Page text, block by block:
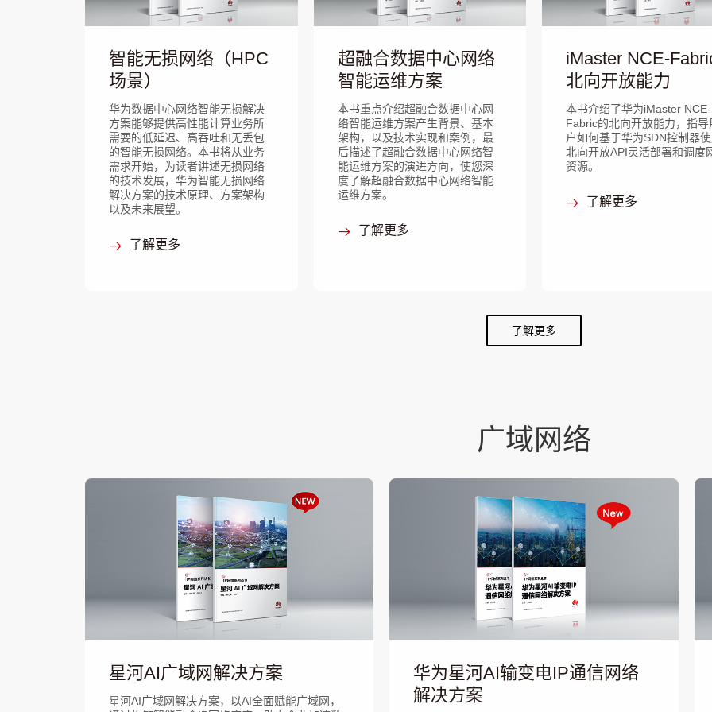
智能无损网络（HPC
场景）
华为数据中心网络智能无损解决
方案能够提供高性能计算业务所
需要的低延迟、高吞吐和无丢包
的智能无损网络。本书将从业务
需求开始，为读者讲述无损网络
的技术发展，华为智能无损网络
解决方案的技术原理、方案架构
以及未来展望。
了解更多
超融合数据中心网络
智能运维方案
本书重点介绍超融合数据中心网
络智能运维方案产生背景、基本
架构，以及技术实现和案例，最
后描述了超融合数据中心网络智
能运维方案的演进方向，使您深
度了解超融合数据中心网络智能
运维方案。
了解更多
iMaster NCE-
北向开放能力
本书介绍了华为iMaster NCE-
Fabric的北向开放能力，指导
户如何基于华为SDN控制器使
北向开放API灵活部署和调度
资源。
了解更多
了解更多
广域网络
星河AI广域网解决方案
星河AI广域网解决方案，以AI全面赋能广域网，
华为星河AI输变电IP通信网络
解决方案